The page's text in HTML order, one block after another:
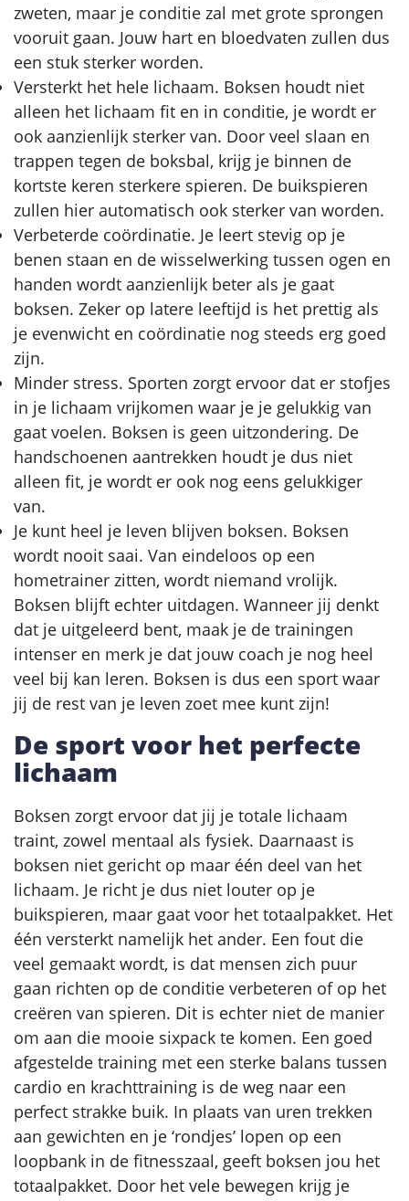
zweten, maar je conditie zal met grote sprongen
vooruit gaan. Jouw hart en bloedvaten zullen dus
een stuk sterker worden.
Versterkt het hele lichaam. Boksen houdt niet
alleen het lichaam fit en in conditie, je wordt er
ook aanzienlijk sterker van. Door veel slaan en
trappen tegen de boksbal, krijg je binnen de
kortste keren sterkere spieren. De buikspieren
zullen hier automatisch ook sterker van worden.
Verbeterde coördinatie. Je leert stevig op je
benen staan en de wisselwerking tussen ogen en
handen wordt aanzienlijk beter als je gaat
boksen. Zeker op latere leeftijd is het prettig als
je evenwicht en coördinatie nog steeds erg goed
zijn.
Minder stress. Sporten zorgt ervoor dat er stofjes
in je lichaam vrijkomen waar je je gelukkig van
gaat voelen. Boksen is geen uitzondering. De
handschoenen aantrekken houdt je dus niet
alleen fit, je wordt er ook nog eens gelukkiger
van.
Je kunt heel je leven blijven boksen. Boksen
wordt nooit saai. Van eindeloos op een
hometrainer zitten, wordt niemand vrolijk.
Boksen blijft echter uitdagen. Wanneer jij denkt
dat je uitgeleerd bent, maak je de trainingen
intenser en merk je dat jouw coach je nog heel
veel bij kan leren. Boksen is dus een sport waar
jij de rest van je leven zoet mee kunt zijn!
De sport voor het perfecte
lichaam
Boksen zorgt ervoor dat jij je totale lichaam
traint, zowel mentaal als fysiek. Daarnaast is
boksen niet gericht op maar één deel van het
lichaam. Je richt je dus niet louter op je
buikspieren, maar gaat voor het totaalpakket. Het
één versterkt namelijk het ander. Een fout die
veel gemaakt wordt, is dat mensen zich puur
gaan richten op de conditie verbeteren of op het
creëren van spieren. Dit is echter niet de manier
om aan die mooie sixpack te komen. Een goed
afgestelde training met een sterke balans tussen
cardio en krachttraining is de weg naar een
perfect strakke buik. In plaats van uren trekken
aan gewichten en je ‘rondjes’ lopen op een
loopbank in de fitnesszaal, geeft boksen jou het
totaalpakket. Door het vele bewegen krijg je